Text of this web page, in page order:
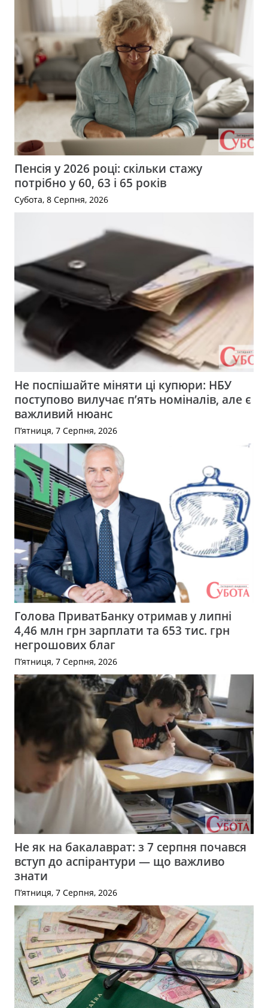
Пенсія у 2026 році: скільки стажу
потрібно у 60, 63 і 65 років
Субота, 8 Серпня, 2026
Не поспішайте міняти ці купюри: НБУ
поступово вилучає п’ять номіналів, але є
важливий нюанс
П’ятниця, 7 Серпня, 2026
Голова ПриватБанку отримав у липні
4,46 млн грн зарплати та 653 тис. грн
негрошових благ
П’ятниця, 7 Серпня, 2026
Не як на бакалаврат: з 7 серпня почався
вступ до аспірантури — що важливо
знати
П’ятниця, 7 Серпня, 2026